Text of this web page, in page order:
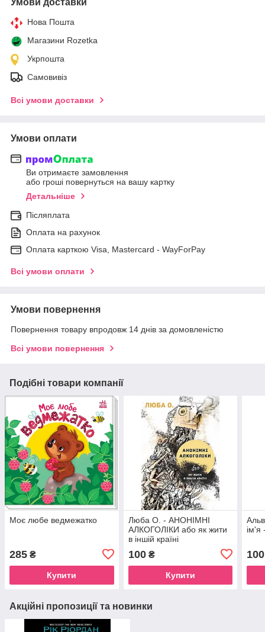
Нова Пошта
Магазини Rozetka
Укрпошта
Самовивіз
Всі умови доставки
Умови оплати
Ви отримаєте замовлення
або гроші повернуться на вашу картку
Детальніше
Післяплата
Оплата на рахунок
Оплата карткою Visa, Mastercard - WayForPay
Всі умови оплати
Умови повернення
Повернення товару впродовж 14 днів за домовленістю
Всі умови повернення
Подібні товари компанії
Моє любе ведмежатко
285 ₴
Купити
Люба О. - АНОНІМНІ
АЛКОГОЛІКИ або як жити
в іншій країні
100₴
Купити
ім'я
100
Акційні пропозиції та новинки